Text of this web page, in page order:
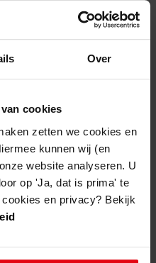
Over
cookies
zetten we cookies en
kunnen wij (en
website analyseren. U
op 'Ja, dat is prima' te
en privacy? Bekijk
aantal zoektips.
aantal zoektips.
en het Westfries
deze pagina is het niet
door: